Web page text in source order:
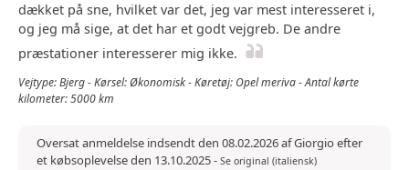
dækket på sne, hvilket var det, jeg var mest interesseret i,
og jeg må sige, at det har et godt vejgreb. De andre
præstationer interesserer mig ikke.
Vejtype: Bjerg - Kørsel: Økonomisk - Køretøj: Opel meriva - Antal kørte
kilometer: 5000 km
Oversat anmeldelse indsendt den 08.02.2026 af Giorgio efter
et købsoplevelse den 13.10.2025- Se original (italiensk)